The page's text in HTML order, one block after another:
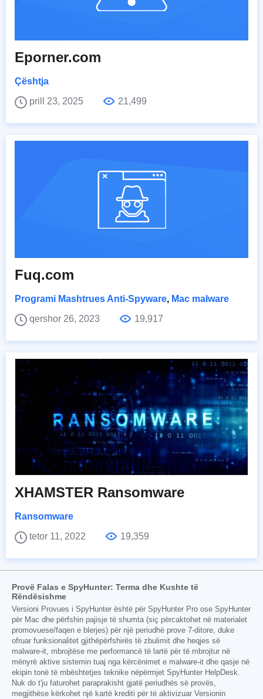
Eporner.com
Çështja
prill 23, 2025
21,499
Fuq.com
Programi Mashtrues Anti-Spyware, Mac malware
qershor 26, 2023
19,917
XHAMSTER Ransomware
Ransomware
tetor 11, 2022
19,359
Provë Falas e SpyHunter: Terma dhe Kushte të
Rëndësishme
Versioni Provues i SpyHunter është për SpyHunter Pro ose SpyHunter
për Mac dhe përfshin pajisje të shumta (siç përcaktohet në materialet
promovuese/faqen e blerjes) për një periudhë prove 7-ditore, duke
ofruar funksionalitet gjithëpërfshirës të zbulimit dhe heqjes së
malware-it, mbrojtëse me performancë të lartë për të mbrojtur në
mënyrë aktive sistemin tuaj nga kërcënimet e malware-it dhe qasje në
ekipin tonë të mbështetjes teknike nëpërmjet SpyHunter HelpDesk.
Nuk do t'ju faturohet paraprakisht gjatë periudhës së provës,
megjithëse kërkohet një kartë krediti për të aktivizuar Versionin